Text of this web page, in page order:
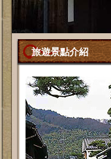
旅遊景點介紹